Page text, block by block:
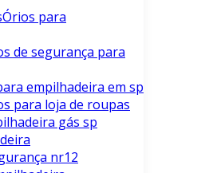
para
de segurança para
empilhadeira em sp
para loja de roupas
gás sp
nr12